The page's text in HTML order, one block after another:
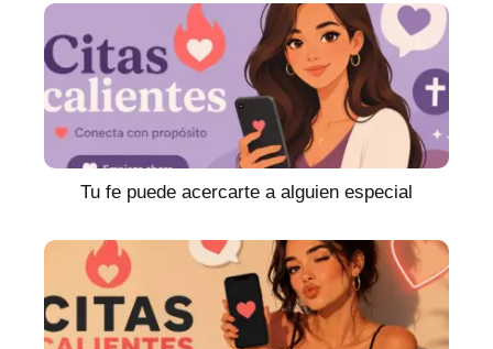
Tu fe puede acercarte a alguien especial